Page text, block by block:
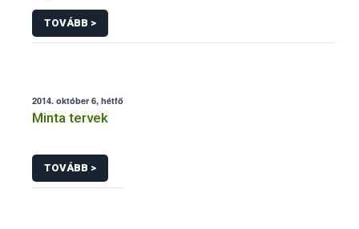
TOVÁBB >
2014. október 6, hétfő
Minta tervek
TOVÁBB >